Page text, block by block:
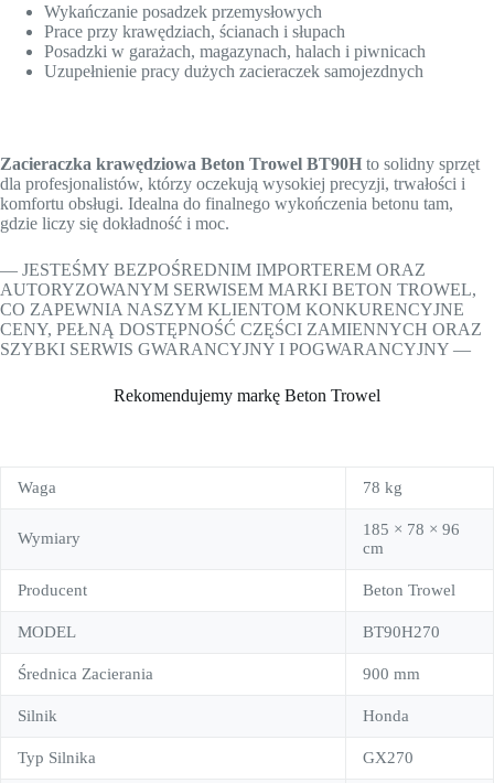
Wykańczanie posadzek przemysłowych
Prace przy krawędziach, ścianach i słupach
Posadzki w garażach, magazynach, halach i piwnicach
Uzupełnienie pracy dużych zacieraczek samojezdnych
Zacieraczka krawędziowa Beton Trowel BT90H to solidny sprzęt
dla profesjonalistów, którzy oczekują wysokiej precyzji, trwałości i
komfortu obsługi. Idealna do finalnego wykończenia betonu tam,
gdzie liczy się dokładność i moc.
— JESTEŚMY BEZPOŚREDNIM IMPORTEREM ORAZ
AUTORYZOWANYM SERWISEM MARKI BETON TROWEL,
CO ZAPEWNIA NASZYM KLIENTOM KONKURENCYJNE
CENY, PEŁNĄ DOSTĘPNOŚĆ CZĘŚCI ZAMIENNYCH ORAZ
SZYBKI SERWIS GWARANCYJNY I POGWARANCYJNY —
Rekomendujemy markę Beton Trowel
Waga 78 kg
Wymiary
185 × 78 × 96
cm
Producent Beton Trowel
MODEL BT90H270
Średnica Zacierania 900 mm
Silnik Honda
Typ Silnika GX270